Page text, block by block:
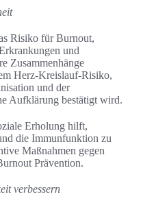
Risiko für Burnout,
und
Zusammenhänge
Herz-Kreislauf-Risiko,
und der
Aufklärung bestätigt wird.
Erholung hilft,
die Immunfunktion zu
Maßnahmen gegen
Prävention.
verbessern